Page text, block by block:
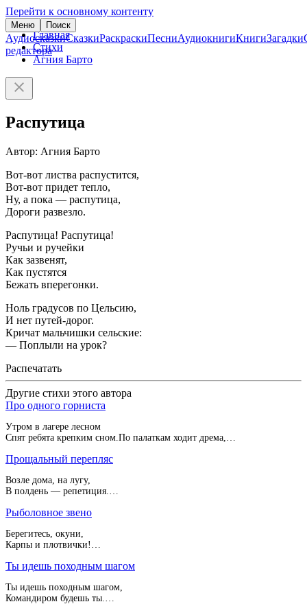
Перейти к основному контенту
Меню Поиск
АудиосказкиСказкиРаскраскиПесниАудиокнигиКнигиЗагадки
редактора
Главная
Стихи
Агния Барто
Распутица
Автор: Агния Барто
Вот-вот листва распустится,
Вот-вот придет тепло,
Ну, а пока — распутица,
Дороги развезло.
Распутица! Распутица!
Ручьи и ручейки
Как зазвенят,
Как пустятся
Бежать вперегонки.
Ноль градусов по Цельсию,
И нет путей-дорог.
Кричат мальчишки сельские:
— Поплыли на урок?
Распечатать
Другие стихи этого автора
Про одного горниста
Утром в лагере лесном
Спят ребята крепким сном.По палаткам ходит дрема,…
Прощальный перепляс
Возле дома, на лугу,
В полдень — репетиция.…
Рыболовное звено
Берегитесь, окуни,
Карпы и плотвички!…
Ты идешь походным шагом
Ты идешь походным шагом,
Командиром будешь ты.…